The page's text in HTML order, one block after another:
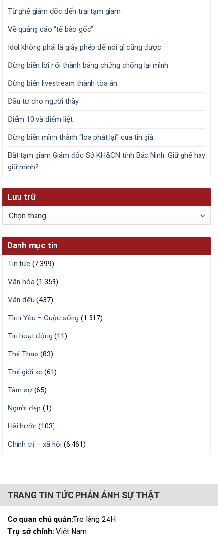
Từ ghế giám đốc đến trại tạm giam
Về quảng cáo “tế bào gốc”
Idol không phải là giấy phép để nói gì cũng được
Đừng biến lời nói thành bằng chứng chống lại mình
Đừng biến livestream thành tòa án
Đầu tư cho người thầy
Điểm 10 và điểm liệt
Đừng biến mình thành “loa phát lại” của tin giả
Bắt tạm giam Giám đốc Sở KH&CN tỉnh Bắc Ninh: Giữ ghế hay
giữ mình?
Lưu trữ
Lưu
Danh mục tin
Tin tức (7.399)
Văn hóa (1.359)
Văn đểu (437)
Tình Yêu – Cuộc sống (1.517)
Tin hoạt động (11)
Thể Thao (83)
Thế giới xe (61)
Tâm sự(65)
Người đẹp (1)
Hài hước (103)
Chính trị – xã hội (6.461)
TRANG TIN TỨC PHẢN ÁNH SỰ THẬT
Cơ quan chủ quản:Tre làng 24H
Trụ sở chính: Việt Nam